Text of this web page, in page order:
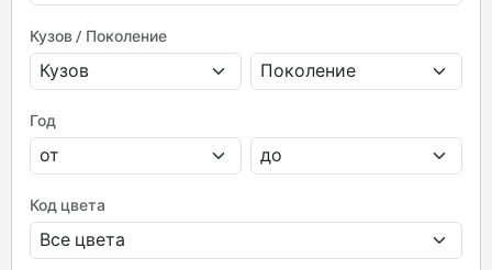
Кузов / Поколение
Год
Код цвета